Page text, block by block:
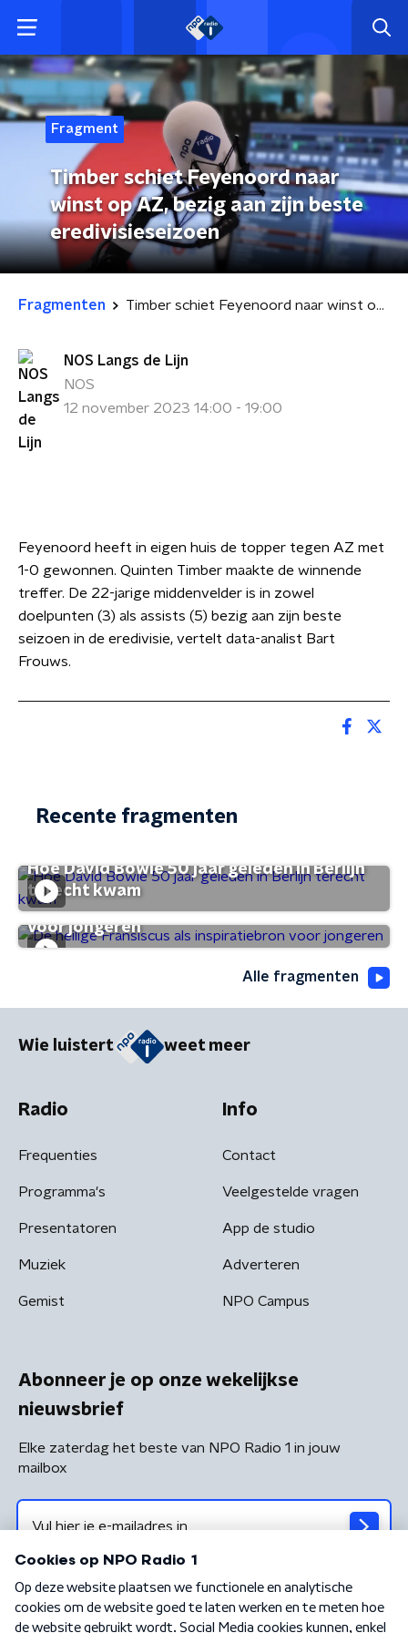
Fragment
Timber schiet Feyenoord naar
winst op AZ, bezig aan zijn beste
eredivisieseizoen
Fragmenten Timber schiet Feyenoord naar winst op AZ, bezig aan zijn beste eredivisieseizoen
NOS Langs de Lijn
NOS
12 november 2023 14:00 - 19:00
Feyenoord heeft in eigen huis de topper tegen AZ met
1-0 gewonnen. Quinten Timber maakte de winnende
treffer. De 22-jarige middenvelder is in zowel
doelpunten (3) als assists (5) bezig aan zijn beste
seizoen in de eredivisie, vertelt data-analist Bart
Frouws.
Recente fragmenten
Hoe David Bowie 50 jaar geleden in Berlijn
terecht kwam
De heilige Fransiscus als inspiratiebron
voor jongeren
Alle fragmenten
Wie luistert weet meer
Radio
Frequenties
Programma's
Presentatoren
Muziek
Gemist
Info
Contact
Veelgestelde vragen
App de studio
Adverteren
NPO Campus
Abonneer je op onze wekelijkse
nieuwsbrief
Elke zaterdag het beste van NPO Radio 1 in jouw
mailbox